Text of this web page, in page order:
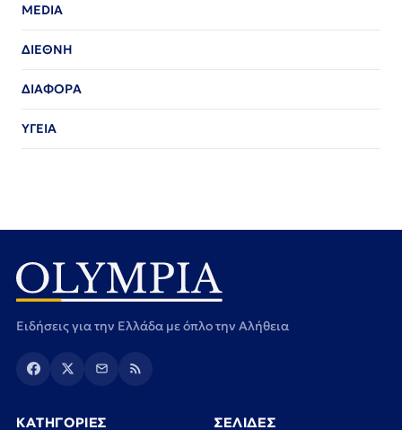
MEDIA
ΔΙΕΘΝΗ
ΔΙΑΦΟΡΑ
ΥΓΕΙΑ
Ειδήσεις για την Ελλάδα με όπλο την Αλήθεια
ΚΑΤΗΓΟΡΙΕΣ ΣΕΛΙΔΕΣ